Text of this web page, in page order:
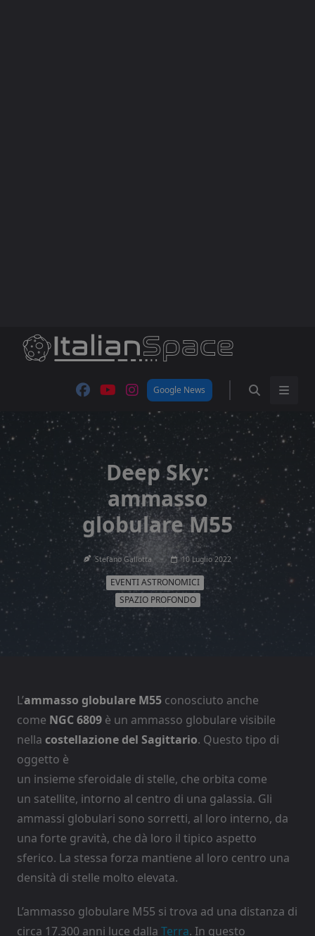
Google News
Deep Sky:
ammasso
globulare M55
Stefano Gallotta 10 Luglio 2022
EVENTI ASTRONOMICI
SPAZIO PROFONDO
L’ammasso globulare M55 conosciuto anche
come NGC 6809 è un ammasso globulare visibile
nella costellazione del Sagittario. Questo tipo di
oggetto è
un insieme sferoidale di stelle, che orbita come
un satellite, intorno al centro di una galassia. Gli
ammassi globulari sono sorretti, al loro interno, da
una forte gravità, che dà loro il tipico aspetto
sferico. La stessa forza mantiene al loro centro una
densità di stelle molto elevata.
L’ammasso globulare M55 si trova ad una distanza di
circa 17.300 anni luce dalla Terra. In questo